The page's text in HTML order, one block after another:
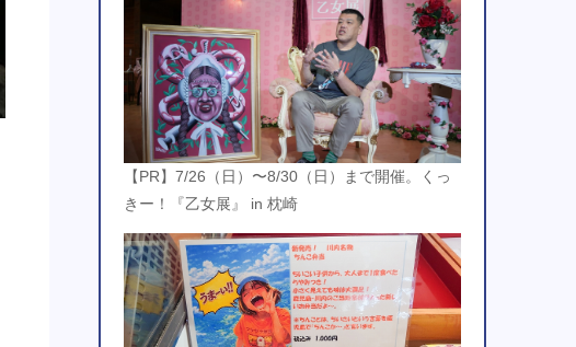
【PR】7/26（日）〜8/30（日）まで開催。くっ
きー！『乙女展』 in 枕崎